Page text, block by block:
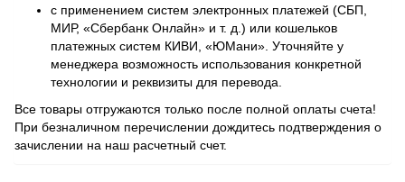
с применением систем электронных платежей (СБП,
МИР, «Сбербанк Онлайн» и т. д.) или кошельков
платежных систем КИВИ, «ЮМани». Уточняйте у
менеджера возможность использования конкретной
технологии и реквизиты для перевода.
Все товары отгружаются только после полной оплаты счета!
При безналичном перечислении дождитесь подтверждения о
зачислении на наш расчетный счет.